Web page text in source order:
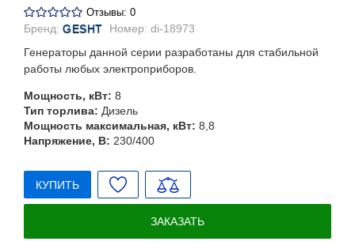
Отзывы: 0
Бренд: GESHT Номер: di-18973
Генераторы данной серии разработаны для стабильной
работы любых электроприборов.
Мощность, кВт: 8
Тип торлива: Дизель
Мощность максимальная, кВт: 8,8
Напряжение, В: 230/400
КУПИТЬ
ЗАКАЗАТЬ